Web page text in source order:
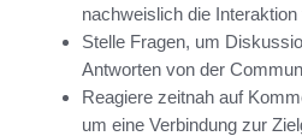
nachweislich die Interaktion
Stelle Fragen, um
Antworten von der
Reagiere zeitnah auf
um eine Verbindung zur